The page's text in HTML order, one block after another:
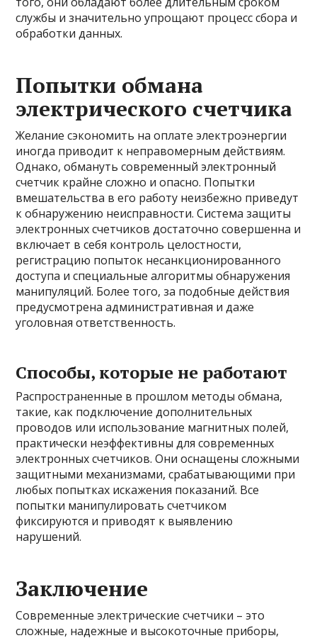
службы и значительно упрощают процесс сбора и
обработки данных.
Попытки обмана
электрического счетчика
Желание сэкономить на оплате электроэнергии
иногда приводит к неправомерным действиям.
Однако, обмануть современный электронный
счетчик крайне сложно и опасно. Попытки
вмешательства в его работу неизбежно приведут
к обнаружению неисправности. Система защиты
электронных счетчиков достаточно совершенна и
включает в себя контроль целостности,
регистрацию попыток несанкционированного
доступа и специальные алгоритмы обнаружения
манипуляций. Более того, за подобные действия
предусмотрена административная и даже
уголовная ответственность.
Способы, которые не работают
Распространенные в прошлом методы обмана,
такие, как подключение дополнительных
проводов или использование магнитных полей,
практически неэффективны для современных
электронных счетчиков. Они оснащены сложными
защитными механизмами, срабатывающими при
любых попытках искажения показаний. Все
попытки манипулировать счетчиком
фиксируются и приводят к выявлению
нарушений.
Заключение
Современные электрические счетчики – это
сложные, надежные и высокоточные приборы,